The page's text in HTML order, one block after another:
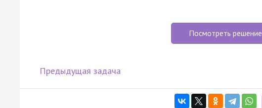
Посмотреть решение
Предыдущая задача